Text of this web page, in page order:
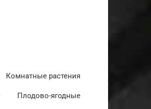
Комнатные растения
Плодово-ягодные